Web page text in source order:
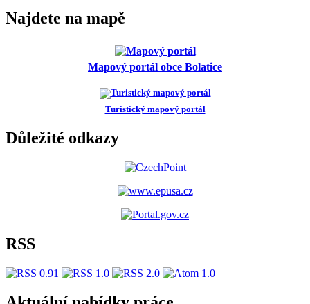
Najdete na mapě
Mapový portál obce Bolatice
Turistický mapový portál
Důležité odkazy
RSS